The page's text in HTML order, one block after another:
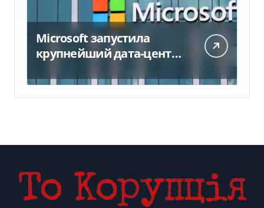
Microsoft запустила
крупнейший дата-центр
миллиарда